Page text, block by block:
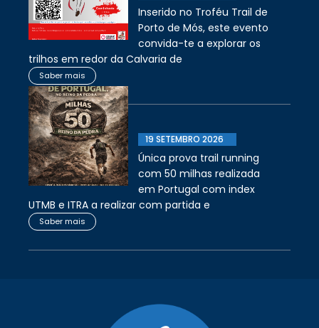
Inserido no Troféu Trail de
Porto de Mós, este evento
convida-te a explorar os
trilhos em redor da Calvaria de
Saber mais
19 SETEMBRO 2026
Única prova trail running
com 50 milhas realizada
em Portugal com index
UTMB e ITRA a realizar com partida e
Saber mais